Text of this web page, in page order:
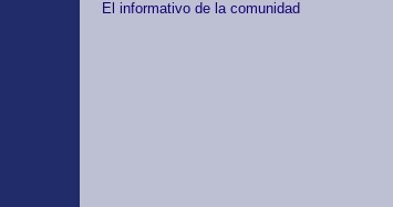
El informativo de la comunidad